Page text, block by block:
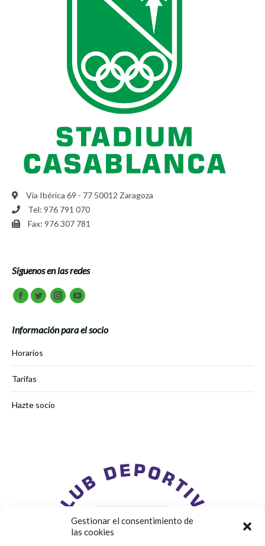
Gestionar el consentimiento de
las cookies
Vía Ibérica 69 - 77 50012 Zaragoza
Tel: 976 791 070
Fax: 976 307 781
Síguenos en las redes
Encuéntranos en:
Facebook
TwitterInstagramYoutube
Información para el socio
Horarios
Tarifas
Hazte socio